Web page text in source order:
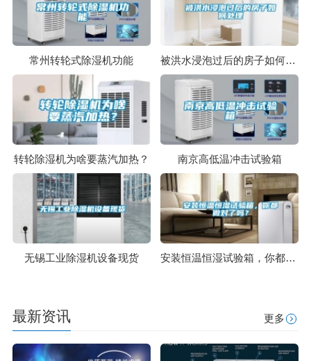
常州转轮式除湿机功能 被洪水浸泡过后的房子如何处理
转轮除湿机为啥要蒸汽加热？ 南京高低温冲击试验箱
无锡工业除湿机设备现货 安装恒温恒湿试验箱，你都做对了吗？
最新资讯 更多